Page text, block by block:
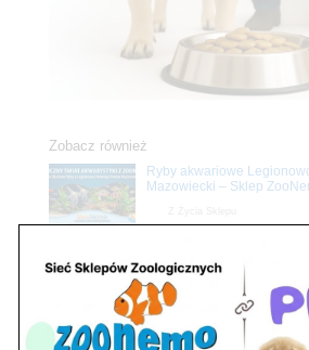
Zobacz również
Ryby akwariowe
Mazowiecki – Sklep
Z Życia Sklepu
Stwórz podwodne
rośliny akwariowe w
Nowy Dwór Mazowiecki
Upały wracają! Zadbaj o
z matami chłodzącymi